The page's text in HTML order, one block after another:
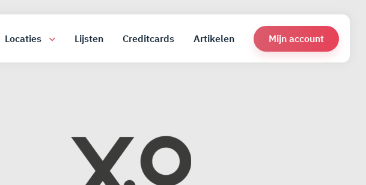
Locaties Lijsten Creditcards Artikelen Mijn account